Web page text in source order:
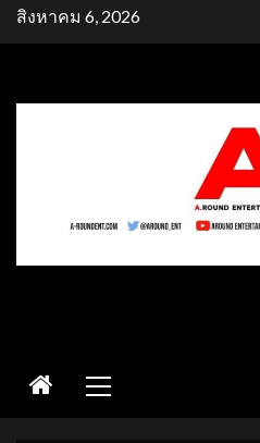
Skipสิงหาคม 6, 2026
Menu